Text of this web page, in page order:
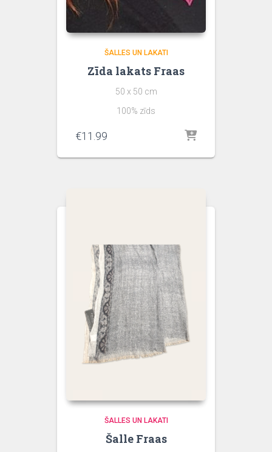
ŠALLES UN LAKATI
Zīda lakats Fraas
50 x 50 cm
100% zīds
€11.99
ŠALLES UN LAKATI
Šalle Fraas